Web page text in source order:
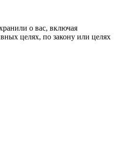
о вас, включая
целях, по закону или целях